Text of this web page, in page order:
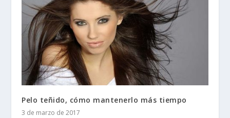
Pelo teñido, cómo mantenerlo más tiempo
3 de marzo de 2017